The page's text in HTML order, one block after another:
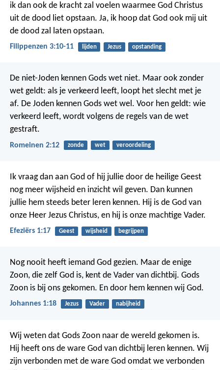
ik dan ook de kracht zal voelen waarmee God Christus
uit de dood liet opstaan. Ja, ik hoop dat God ook mij uit
de dood zal laten opstaan.
Filippenzen 3:10-11 lijden Jezus opstanding
De niet-Joden kennen Gods wet niet. Maar ook zonder
wet geldt: als je verkeerd leeft, loopt het slecht met je
af. De Joden kennen Gods wet wel. Voor hen geldt: wie
verkeerd leeft, wordt volgens de regels van de wet
gestraft.
Romeinen 2:12 zonde wet veroordeling
Ik vraag dan aan God of hij jullie door de heilige Geest
nog meer wijsheid en inzicht wil geven. Dan kunnen
jullie hem steeds beter leren kennen. Hij is de God van
onze Heer Jezus Christus, en hij is onze machtige Vader.
Efeziërs 1:17 Geest wijsheid begrijpen
Nog nooit heeft iemand God gezien. Maar de enige
Zoon, die zelf God is, kent de Vader van dichtbij. Gods
Zoon is bij ons gekomen. En door hem kennen wij God.
Johannes 1:18 Jezus Vader nabijheid
Wij weten dat Gods Zoon naar de wereld gekomen is.
Hij heeft ons de ware God van dichtbij leren kennen. Wij
zijn verbonden met de ware God omdat we verbonden